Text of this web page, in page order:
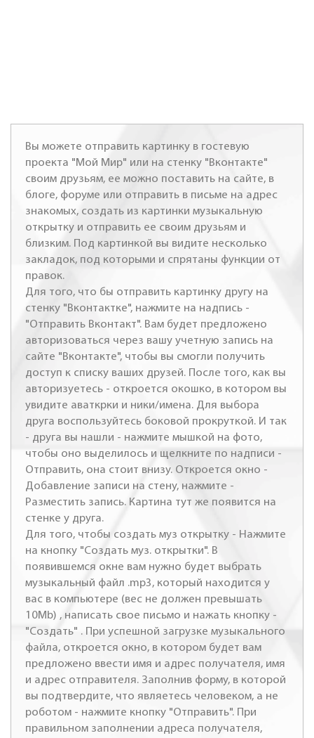
Вы можете отправить картинку в гостевую
проекта "Мой Мир" или на стенку "Вконтакте"
своим друзьям, ее можно поставить на сайте, в
блоге, форуме или отправить в письме на адрес
знакомых, создать из картинки музыкальную
открытку и отправить ее своим друзьям и
близким. Под картинкой вы видите несколько
закладок, под которыми и спрятаны функции от
правок.
Для того, что бы отправить картинку другу на
стенку "Вконтактке", нажмите на надпись -
"Отправить Вконтакт". Вам будет предложено
авторизоваться через вашу учетную запись на
сайте "Вконтакте", чтобы вы смогли получить
доступ к списку ваших друзей. После того, как вы
авторизуетесь - откроется окошко, в котором вы
увидите аваткрки и ники/имена. Для выбора
друга воспользуйтесь боковой прокруткой. И так
- друга вы нашли - нажмите мышкой на фото,
чтобы оно выделилось и щелкните по надписи -
Отправить, она стоит внизу. Откроется окно -
Добавление записи на стену, нажмите -
Разместить запись. Картина тут же появится на
стенке у друга.
Для того, чтобы создать муз открытку - Нажмите
на кнопку "Создать муз. открытки". В
появившемся окне вам нужно будет выбрать
музыкальный файл .mp3, который находится у
вас в компьютере (вес не должен превышать
10Mb) , написать свое письмо и нажать кнопку -
"Создать" . При успешной загрузке музыкального
файла, откроется окно, в котором будет вам
предложено ввести имя и адрес получателя, имя
и адрес отправителя. Заполнив форму, в которой
вы подтвердите, что являетесь человеком, а не
роботом - нажмите кнопку "Отправить". При
правильном заполнении адреса получателя,